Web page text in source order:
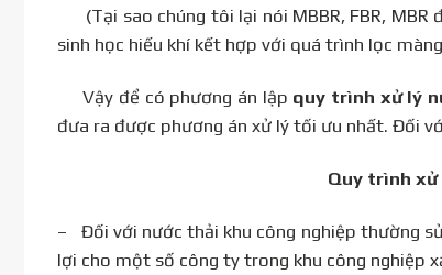
(Tại sao chúng tôi lại nói MBBR, FBR, MBR
sinh học hiếu khí kết hợp với quá trình lọc
Vậy để có phương án lập quy trình xử lý
đưa ra được phương án xử lý tối ưu nhất. Đối
Quy trình
– Đối với nước thải khu công nghiệp thường
lợi cho một số công ty trong khu công nghiệp